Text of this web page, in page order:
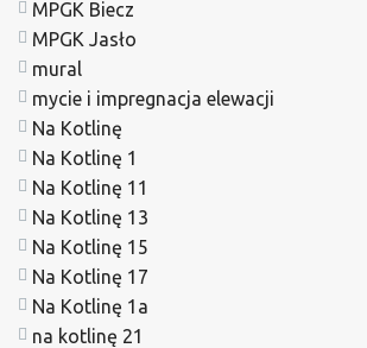
MPGK Biecz
MPGK Jasło
mural
mycie i impregnacja elewacji
Na Kotlinę
Na Kotlinę 1
Na Kotlinę 11
Na Kotlinę 13
Na Kotlinę 15
Na Kotlinę 17
Na Kotlinę 1a
na kotlinę 21